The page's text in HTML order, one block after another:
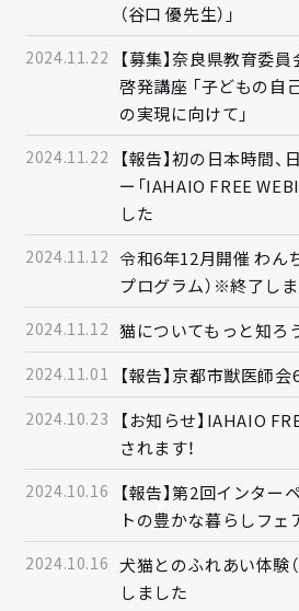
（谷口 優先生）」
2024.11.22
【募集】奈良県教育委
啓発講座 「子どもの自
の実現に向けて」
2024.11.22
【報告】初の日本時間
ー「IAHAIO FREE
した
2024.11.12 令和6年12月開催 わん
プログラム）※終了し
2024.11.12 猫についてもっと知
2024.11.01 【報告】京都市獣医師
2024.10.23
【お知らせ】IAHAIO
されます！
2024.10.16
【報告】第2回インタ
トの豊かな暮らしフェ
2024.10.16 犬猫とのふれあい体験
しました